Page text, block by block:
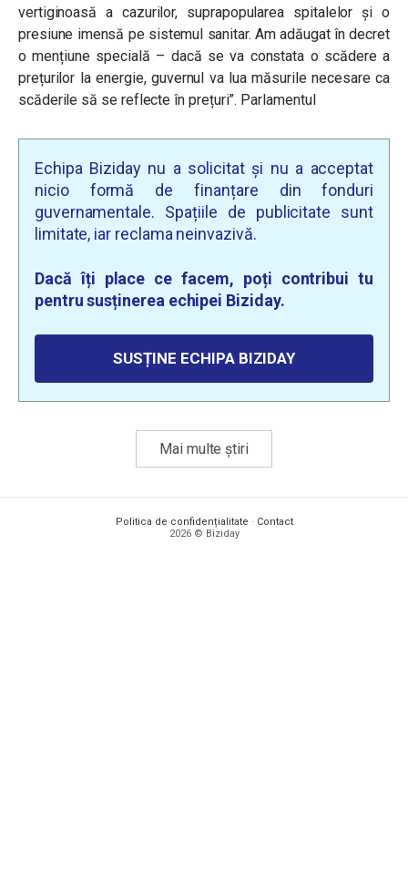
vertiginoasă a cazurilor, suprapopularea spitalelor și o
presiune imensă pe sistemul sanitar. Am adăugat în decret
o mențiune specială – dacă se va constata o scădere a
prețurilor la energie, guvernul va lua măsurile necesare ca
scăderile să se reflecte în prețuri”. Parlamentul
Echipa Biziday nu a solicitat și nu a acceptat
nicio formă de finanțare din fonduri
guvernamentale. Spațiile de publicitate sunt
limitate, iar reclama neinvazivă.
Dacă îți place ce facem, poți contribui tu
pentru susținerea echipei Biziday.
SUSȚINE ECHIPA BIZIDAY
Mai multe știri
Politica de confidențialitate · Contact
2026 © Biziday